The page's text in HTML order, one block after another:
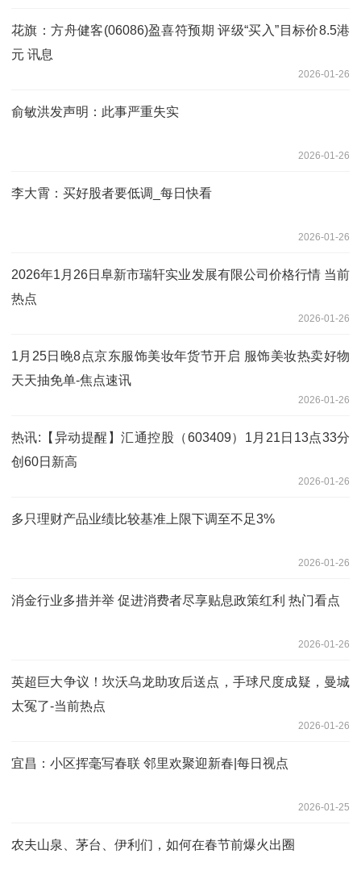
花旗：方舟健客(06086)盈喜符预期 评级“买入”目标价8.5港
元 讯息
2026-01-26
俞敏洪发声明：此事严重失实
2026-01-26
李大霄：买好股者要低调_每日快看
2026-01-26
2026年1月26日阜新市瑞轩实业发展有限公司价格行情 当前
热点
2026-01-26
1月25日晚8点京东服饰美妆年货节开启 服饰美妆热卖好物
天天抽免单-焦点速讯
2026-01-26
热讯:【异动提醒】汇通控股（603409）1月21日13点33分
创60日新高
2026-01-26
多只理财产品业绩比较基准上限下调至不足3%
2026-01-26
消金行业多措并举 促进消费者尽享贴息政策红利 热门看点
2026-01-26
英超巨大争议！坎沃乌龙助攻后送点，手球尺度成疑，曼城
太冤了-当前热点
2026-01-26
宜昌：小区挥毫写春联 邻里欢聚迎新春|每日视点
2026-01-25
农夫山泉、茅台、伊利们，如何在春节前爆火出圈